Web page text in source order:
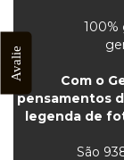
100%
Com o
pensamentos
legenda de
São
Avalie